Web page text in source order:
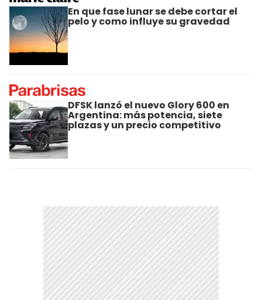
En que fase lunar se debe cortar el
pelo y como influye su gravedad
DFSK lanzó el nuevo Glory 600 en
Argentina: más potencia, siete
plazas y un precio competitivo